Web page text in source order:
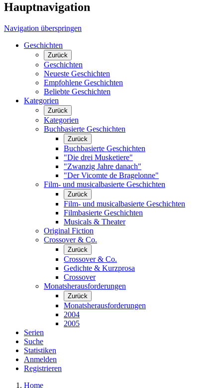
Hauptnavigation
Navigation überspringen
Geschichten
Zurück
Geschichten
Neueste Geschichten
Empfohlene Geschichten
Beliebte Geschichten
Kategorien
Zurück
Kategorien
Buchbasierte Geschichten
Zurück
Buchbasierte Geschichten
"Die drei Musketiere"
"Zwanzig Jahre danach"
"Der Vicomte de Bragelonne"
Film- und musicalbasierte Geschichten
Zurück
Film- und musicalbasierte Geschichten
Filmbasierte Geschichten
Musicals & Theater
Original Fiction
Crossover & Co.
Zurück
Crossover & Co.
Gedichte & Kurzprosa
Crossover
Monatsherausforderungen
Zurück
Monatsherausforderungen
2004
2005
Serien
Suche
Statistiken
Anmelden
Registrieren
Home